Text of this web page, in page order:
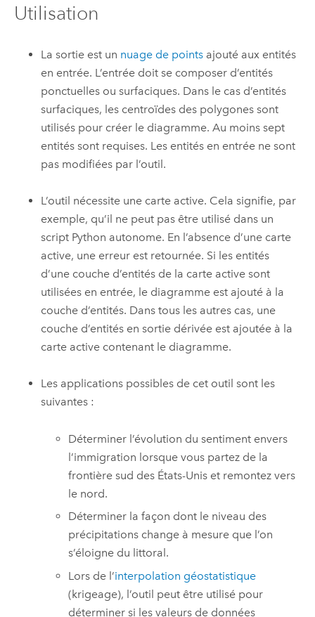
Utilisation
La sortie est un nuage de points ajouté aux entités
en entrée. L’entrée doit se composer d’entités
ponctuelles ou surfaciques. Dans le cas d’entités
surfaciques, les centroïdes des polygones sont
utilisés pour créer le diagramme. Au moins sept
entités sont requises. Les entités en entrée ne sont
pas modifiées par l’outil.
L’outil nécessite une carte active. Cela signifie, par
exemple, qu’il ne peut pas être utilisé dans un
script Python autonome. En l’absence d’une carte
active, une erreur est retournée. Si les entités
d’une couche d’entités de la carte active sont
utilisées en entrée, le diagramme est ajouté à la
couche d’entités. Dans tous les autres cas, une
couche d’entités en sortie dérivée est ajoutée à la
carte active contenant le diagramme.
Les applications possibles de cet outil sont les
suivantes :
Déterminer l’évolution du sentiment envers
l’immigration lorsque vous partez de la
frontière sud des États-Unis et remontez vers
le nord.
Déterminer la façon dont le niveau des
précipitations change à mesure que l’on
s’éloigne du littoral.
Lors de l’interpolation géostatistique
(krigeage), l’outil peut être utilisé pour
déterminer si les valeurs de données